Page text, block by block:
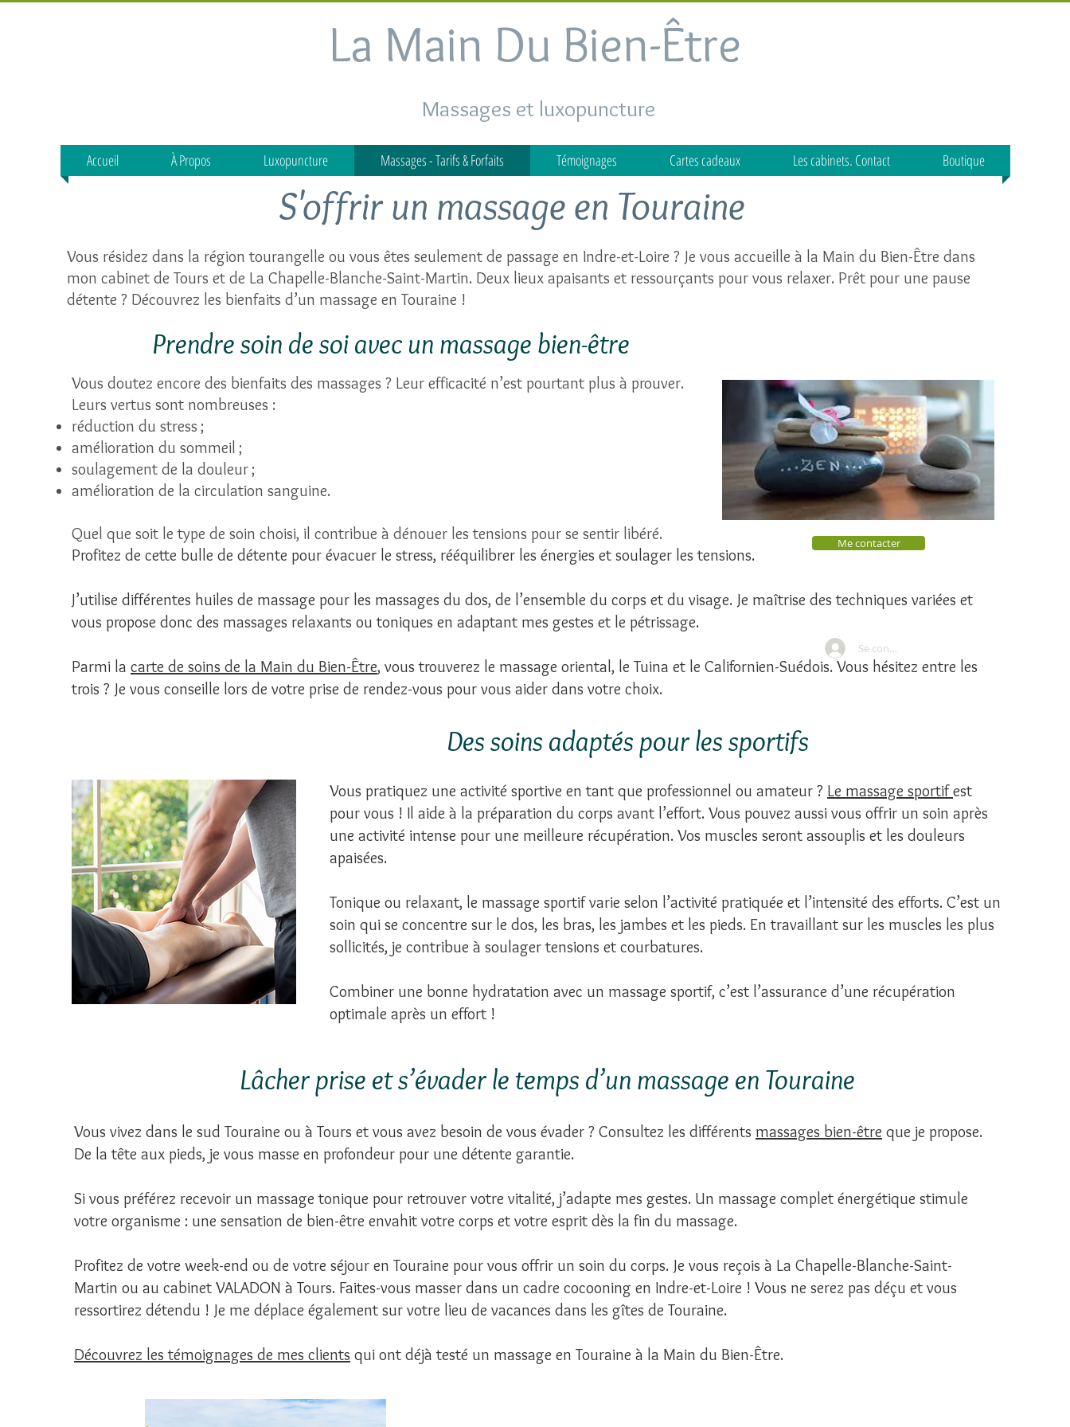
La Main Du Bien-Être
Massages et luxopuncture
Accueil À Propos Luxopuncture Massages - Tarifs & Forfaits Témoignages Cartes cadeaux Les cabinets. Contact Boutique
Se connecter
S'offrir un massage en Touraine
Vous résidez dans la région tourangelle ou vous êtes seulement de passage en Indre-et-Loire ? Je vous accueille à la Main du Bien-Être dans
mon cabinet de Tours et de La Chapelle-Blanche-Saint-Martin. Deux lieux apaisants et ressourçants pour vous relaxer. Prêt pour une pause
détente ? Découvrez les bienfaits d’un massage en Touraine !
Prendre soin de soi avec un massage bien-être
Vous doutez encore des bienfaits des massages ? Leur efficacité n’est pourtant plus à prouver.
Leurs vertus sont nombreuses :
réduction du stress ;
amélioration du sommeil ;
soulagement de la douleur ;
amélioration de la circulation sanguine.
Quel que soit le type de soin choisi, il contribue à dénouer les tensions pour se sentir libéré.
Profitez de cette bulle de détente pour évacuer le stress, rééquilibrer les énergies et soulager les tensions.
J’utilise différentes huiles de massage pour les massages du dos, de l’ensemble du corps et du visage. Je maîtrise des techniques variées et
vous propose donc des massages relaxants ou toniques en adaptant mes gestes et le pétrissage.
Parmi la carte de soins de la Main du Bien-Être, vous trouverez le massage oriental, le Tuina et le Californien-Suédois. Vous hésitez entre les
trois ? Je vous conseille lors de votre prise de rendez-vous pour vous aider dans votre choix.
Me contacter
Des soins adaptés pour les sportifs
Vous pratiquez une activité sportive en tant que professionnel ou amateur ? Le massage sportifest
pour vous ! Il aide à la préparation du corps avant l’effort. Vous pouvez aussi vous offrir un soin après
une activité intense pour une meilleure récupération. Vos muscles seront assouplis et les douleurs
apaisées.
Tonique ou relaxant, le massage sportif varie selon l’activité pratiquée et l’intensité des efforts. C’est un
soin qui se concentre sur le dos, les bras, les jambes et les pieds. En travaillant sur les muscles les plus
sollicités, je contribue à soulager tensions et courbatures.
Combiner une bonne hydratation avec un massage sportif, c’est l’assurance d’une récupération
optimale après un effort !
Lâcher prise et s’évader le temps d’un massage en Touraine
Vous vivez dans le sud Touraine ou à Tours et vous avez besoin de vous évader ? Consultez les différents massages bien-être que je propose.
De la tête aux pieds, je vous masse en profondeur pour une détente garantie.
Si vous préférez recevoir un massage tonique pour retrouver votre vitalité, j’adapte mes gestes. Un massage complet énergétique stimule
votre organisme : une sensation de bien-être envahit votre corps et votre esprit dès la fin du massage.
Profitez de votre week-end ou de votre séjour en Touraine pour vous offrir un soin du corps. Je vous reçois à La Chapelle-Blanche-Saint-
Martin ou au cabinet VALADON à Tours. Faites-vous masser dans un cadre cocooning en Indre-et-Loire ! Vous ne serez pas déçu et vous
ressortirez détendu ! Je me déplace également sur votre lieu de vacances dans les gîtes de Touraine.
Découvrez les témoignages de mes clients qui ont déjà testé un massage en Touraine à la Main du Bien-Être.